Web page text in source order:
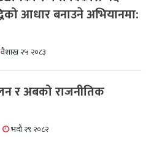
आधार बनाउने अभियानमा:
वैशाख २५ २०८३
र अबको राजनीतिक
भदौ २९ २०८२